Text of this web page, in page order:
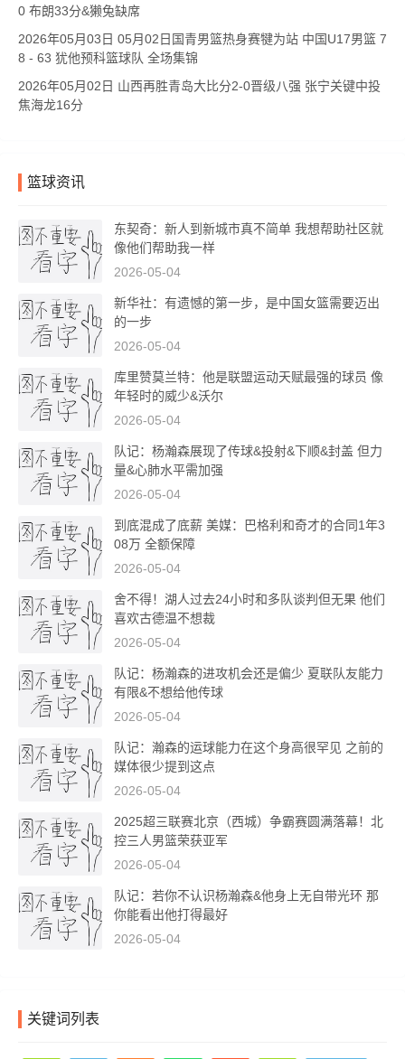
0 布朗33分&獭兔缺席
2026年05月03日 05月02日国青男篮热身赛犍为站 中国U17男篮 7
8 - 63 犹他预科篮球队 全场集锦
2026年05月02日 山西再胜青岛大比分2-0晋级八强 张宁关键中投
焦海龙16分
篮球资讯
东契奇：新人到新城市真不简单 我想帮助社区就
像他们帮助我一样
2026-05-04
新华社：有遗憾的第一步，是中国女篮需要迈出
的一步
2026-05-04
库里赞莫兰特：他是联盟运动天赋最强的球员 像
年轻时的威少&沃尔
2026-05-04
队记：杨瀚森展现了传球&投射&下顺&封盖 但力
量&心肺水平需加强
2026-05-04
到底混成了底薪 美媒：巴格利和奇才的合同1年3
08万 全额保障
2026-05-04
舍不得！湖人过去24小时和多队谈判但无果 他们
喜欢古德温不想裁
2026-05-04
队记：杨瀚森的进攻机会还是偏少 夏联队友能力
有限&不想给他传球
2026-05-04
队记：瀚森的运球能力在这个身高很罕见 之前的
媒体很少提到这点
2026-05-04
2025超三联赛北京（西城）争霸赛圆满落幕！北
控三人男篮荣获亚军
2026-05-04
队记：若你不认识杨瀚森&他身上无自带光环 那
你能看出他打得最好
2026-05-04
关键词列表